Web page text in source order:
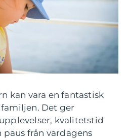
kan vara en fantastisk
Det ger
kvalitetstid
från vardagens